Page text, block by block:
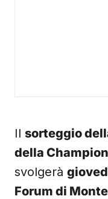
Il sorteggio
della
svolgerà
Forum di